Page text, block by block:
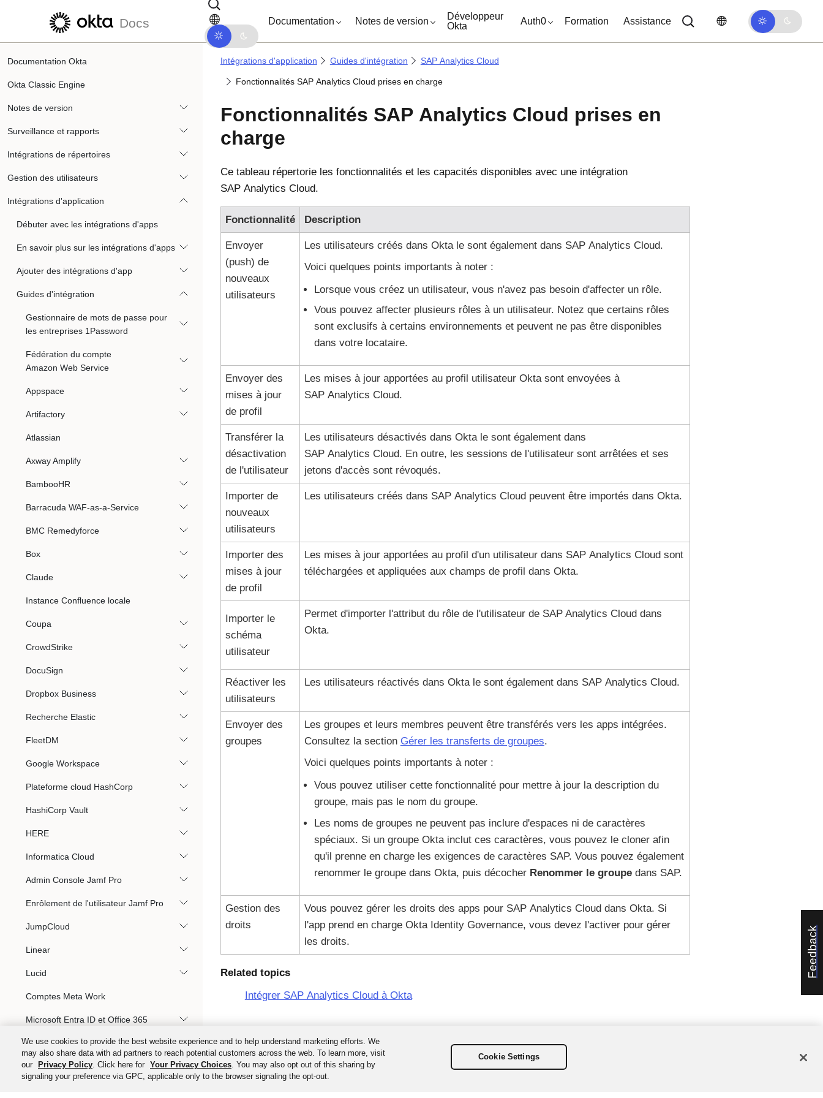
Passer au contenu principal Passer à la navigation dans les documents
Docs Documentation Notes de version
Développeur
Okta
Auth0 Formation Assistance
Feedback
Documentation Okta
Okta Classic Engine
Notes de version
Surveillance et rapports
Intégrations de répertoires
Gestion des utilisateurs
Intégrations d'application
Débuter avec les intégrations d'apps
En savoir plus sur les intégrations d'apps
Ajouter des intégrations d'app
Guides d'intégration
Gestionnaire de mots de passe pour
les entreprises 1Password
Fédération du compte
Amazon Web Service
Appspace
Artifactory
Atlassian
Axway Amplify
BambooHR
Barracuda WAF-as-a-Service
BMC Remedyforce
Box
Claude
Instance Confluence locale
Coupa
CrowdStrike
DocuSign
Dropbox Business
Recherche Elastic
FleetDM
Google Workspace
Plateforme cloud HashCorp
HashiCorp Vault
HERE
Informatica Cloud
Admin Console Jamf Pro
Enrôlement de l'utilisateur Jamf Pro
JumpCloud
Linear
Lucid
Comptes Meta Work
Microsoft Entra ID et Office 365
Microsoft SharePoint (version locale)
Mimecast Personal Portal version 3
Intégrations d'application Guides d'intégration SAP Analytics Cloud
Fonctionnalités SAP Analytics Cloud prises en charge
Fonctionnalités SAP Analytics Cloud prises en
charge
Ce tableau répertorie les fonctionnalités et les capacités disponibles avec une intégration
SAP Analytics Cloud.
Fonctionnalité Description
Envoyer
(push) de
nouveaux
utilisateurs
Les utilisateurs créés dans Oktale sont également dans SAP Analytics Cloud.
Voici quelques points importants à noter :
Lorsque vous créez un utilisateur, vous n'avez pas besoin d'affecter un rôle.
Vous pouvez affecter plusieurs rôles à un utilisateur. Notez que certains rôles
sont exclusifs à certains environnements et peuvent ne pas être disponibles
dans votre locataire.
Envoyer des
mises à jour
de profil
Les mises à jour apportées au profil utilisateur Oktasont envoyées à
SAP Analytics Cloud.
Transférer la
désactivation
de l'utilisateur
Les utilisateurs désactivés dans Oktale sont également dans
SAP Analytics Cloud. En outre, les sessions de l'utilisateur sont arrêtées et ses
jetons d'accès sont révoqués.
Importer de
nouveaux
utilisateurs
Les utilisateurs créés dans SAP Analytics Cloud peuvent être importés dans Okta.
Importer des
mises à jour
de profil
Les mises à jour apportées au profil d'un utilisateur dans SAP Analytics Cloud sont
téléchargées et appliquées aux champs de profil dans Okta.
Importer le
schéma
utilisateur
Permet d'importer l'attribut du rôle de l'utilisateur de SAP Analytics Cloud dans
Okta.
Réactiver les
utilisateurs
Les utilisateurs réactivés dans Okta le sont également dans SAP Analytics Cloud.
Envoyer des
groupes
Les groupes et leurs membres peuvent être transférés vers les apps intégrées.
Consultez la section Gérer les transferts de groupes.
Voici quelques points importants à noter :
Vous pouvez utiliser cette fonctionnalité pour mettre à jour la description du
groupe, mais pas le nom du groupe.
Les noms de groupes ne peuvent pas inclure d'espaces ni de caractères
spéciaux. Si un groupe Okta inclut ces caractères, vous pouvez le cloner afin
qu'il prenne en charge les exigences de caractères SAP. Vous pouvez également
renommer le groupe dans Okta, puis décocher Renommer le groupedans SAP.
Gestion des
droits
Vous pouvez gérer les droits des apps pour SAP Analytics Cloud dans Okta. Si
l'app prend en charge Okta Identity Governance, vous devez l'activer pour gérer
les droits.
Related topics
Intégrer SAP Analytics Cloud à Okta
We use cookies to provide the best website experience and to help understand marketing efforts. We
may also share data with ad partners to reach potential customers across the web. To learn more, visit
our
Privacy Policy. Click here for Your Privacy Choices. You may also opt out of this sharing by
signaling your preference via GPC, applicable only to the browser signaling the opt-out.
Cookie Settings